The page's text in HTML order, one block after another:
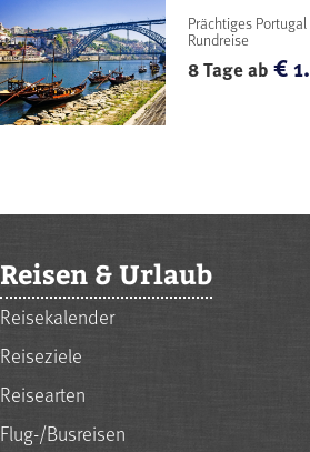
Prächtiges
Rundreise
8 Tage ab€
Reisen & Urlaub
Reisekalender
Reiseziele
Reisearten
Flug-/Busreisen